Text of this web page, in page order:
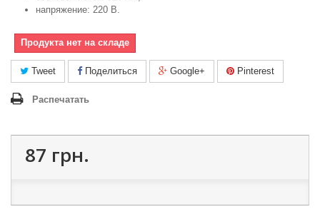
напряжение: 220 В.
Продукта нет на складе
Tweet Поделиться Google+ Pinterest
Распечатать
87 грн.